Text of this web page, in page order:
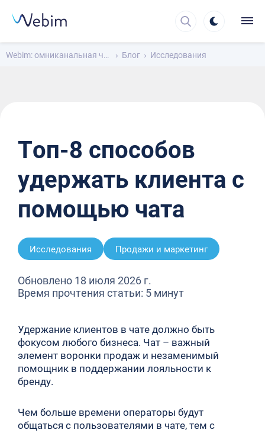
Webim: омниканальная чат-платформа для общения с клиентами Блог Исследования
Топ-8 способов
удержать клиента с
помощью чата
Исследования Продажи и маркетинг
Обновлено 18 июля 2026 г.
Время прочтения статьи: 5 минут
Удержание клиентов в чате должно быть
фокусом любого бизнеса. Чат – важный
элемент воронки продаж и незаменимый
помощник в поддержании лояльности к
бренду.
Чем больше времени операторы будут
общаться с пользователями в чате, тем с